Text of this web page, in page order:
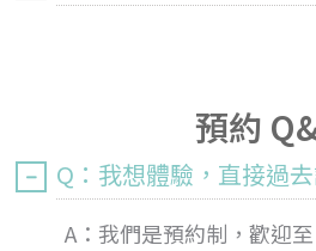
預約
Q：我想體驗，直接過
A：我們是預約制，歡迎